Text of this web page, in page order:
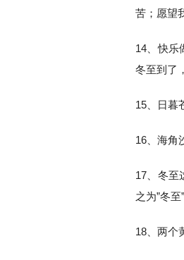
苦；愿望
14、快乐
冬至到了
15、日暮
16、海角
17、冬至
之为”冬
18、两个